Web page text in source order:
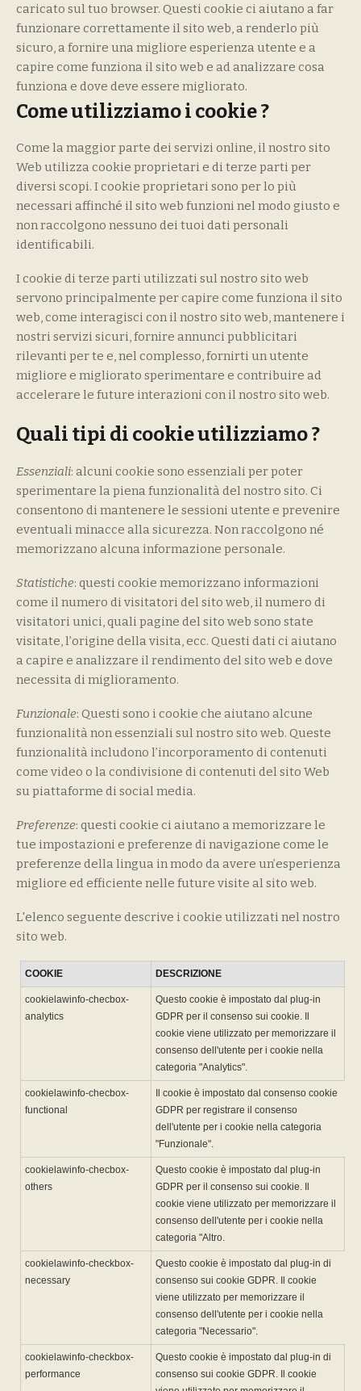
caricato sul tuo browser. Questi cookie ci aiutano a far
funzionare correttamente il sito web, a renderlo più
sicuro, a fornire una migliore esperienza utente e a
capire come funziona il sito web e ad analizzare cosa
funziona e dove deve essere migliorato.
Come utilizziamo i cookie ?
Come la maggior parte dei servizi online, il nostro sito
Web utilizza cookie proprietari e di terze parti per
diversi scopi. I cookie proprietari sono per lo più
necessari affinché il sito web funzioni nel modo giusto e
non raccolgono nessuno dei tuoi dati personali
identificabili.
I cookie di terze parti utilizzati sul nostro sito web
servono principalmente per capire come funziona il sito
web, come interagisci con il nostro sito web, mantenere i
nostri servizi sicuri, fornire annunci pubblicitari
rilevanti per te e, nel complesso, fornirti un utente
migliore e migliorato sperimentare e contribuire ad
accelerare le future interazioni con il nostro sito web.
Quali tipi di cookie utilizziamo ?
Essenziali: alcuni cookie sono essenziali per poter
sperimentare la piena funzionalità del nostro sito. Ci
consentono di mantenere le sessioni utente e prevenire
eventuali minacce alla sicurezza. Non raccolgono né
memorizzano alcuna informazione personale.
Statistiche: questi cookie memorizzano informazioni
come il numero di visitatori del sito web, il numero di
visitatori unici, quali pagine del sito web sono state
visitate, l’origine della visita, ecc. Questi dati ci aiutano
a capire e analizzare il rendimento del sito web e dove
necessita di miglioramento.
Funzionale: Questi sono i cookie che aiutano alcune
funzionalità non essenziali sul nostro sito web. Queste
funzionalità includono l’incorporamento di contenuti
come video o la condivisione di contenuti del sito Web
su piattaforme di social media.
Preferenze: questi cookie ci aiutano a memorizzare le
tue impostazioni e preferenze di navigazione come le
preferenze della lingua in modo da avere un’esperienza
migliore ed efficiente nelle future visite al sito web.
L'elenco seguente descrive i cookie utilizzati nel nostro
sito web.
COOKIE DESCRIZIONE
cookielawinfo-checbox-
analytics
Questo cookie è impostato dal plug-in
GDPR per il consenso sui cookie. Il
cookie viene utilizzato per memorizzare il
consenso dell'utente per i cookie nella
categoria "Analytics".
cookielawinfo-checbox-
functional
Il cookie è impostato dal consenso cookie
GDPR per registrare il consenso
dell'utente per i cookie nella categoria
"Funzionale".
cookielawinfo-checbox-
others
Questo cookie è impostato dal plug-in
GDPR per il consenso sui cookie. Il
cookie viene utilizzato per memorizzare il
consenso dell'utente per i cookie nella
categoria "Altro.
cookielawinfo-checkbox-
necessary
Questo cookie è impostato dal plug-in di
consenso sui cookie GDPR. Il cookie
viene utilizzato per memorizzare il
consenso dell'utente per i cookie nella
categoria "Necessario".
cookielawinfo-checkbox-
performance
Questo cookie è impostato dal plug-in di
consenso sui cookie GDPR. Il cookie